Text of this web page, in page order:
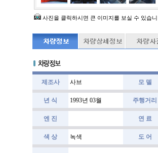
사진을 클릭하시면 큰 이미지를 보실 수 있습
제조사 사브 모 델
년 식 1993년 03월 주행거리
엔 진 연 료
색 상 녹색 도 어